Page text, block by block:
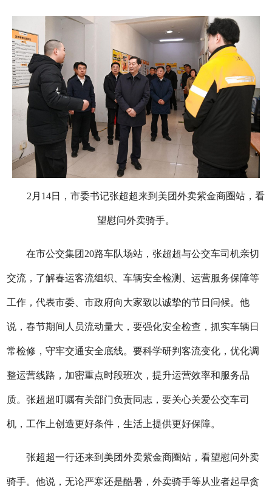
2月14日，市委书记张超超来到美团外卖紫金商圈站，看
望慰问外卖骑手。
在市公交集团20路车队场站，张超超与公交车司机亲切
交流，了解春运客流组织、车辆安全检测、运营服务保障等
工作，代表市委、市政府向大家致以诚挚的节日问候。他
说，春节期间人员流动量大，要强化安全检查，抓实车辆日
常检修，守牢交通安全底线。要科学研判客流变化，优化调
整运营线路，加密重点时段班次，提升运营效率和服务品
质。张超超叮嘱有关部门负责同志，要关心关爱公交车司
机，工作上创造更好条件，生活上提供更好保障。
张超超一行还来到美团外卖紫金商圈站，看望慰问外卖
骑手。他说，无论严寒还是酷暑，外卖骑手等从业者起早贪